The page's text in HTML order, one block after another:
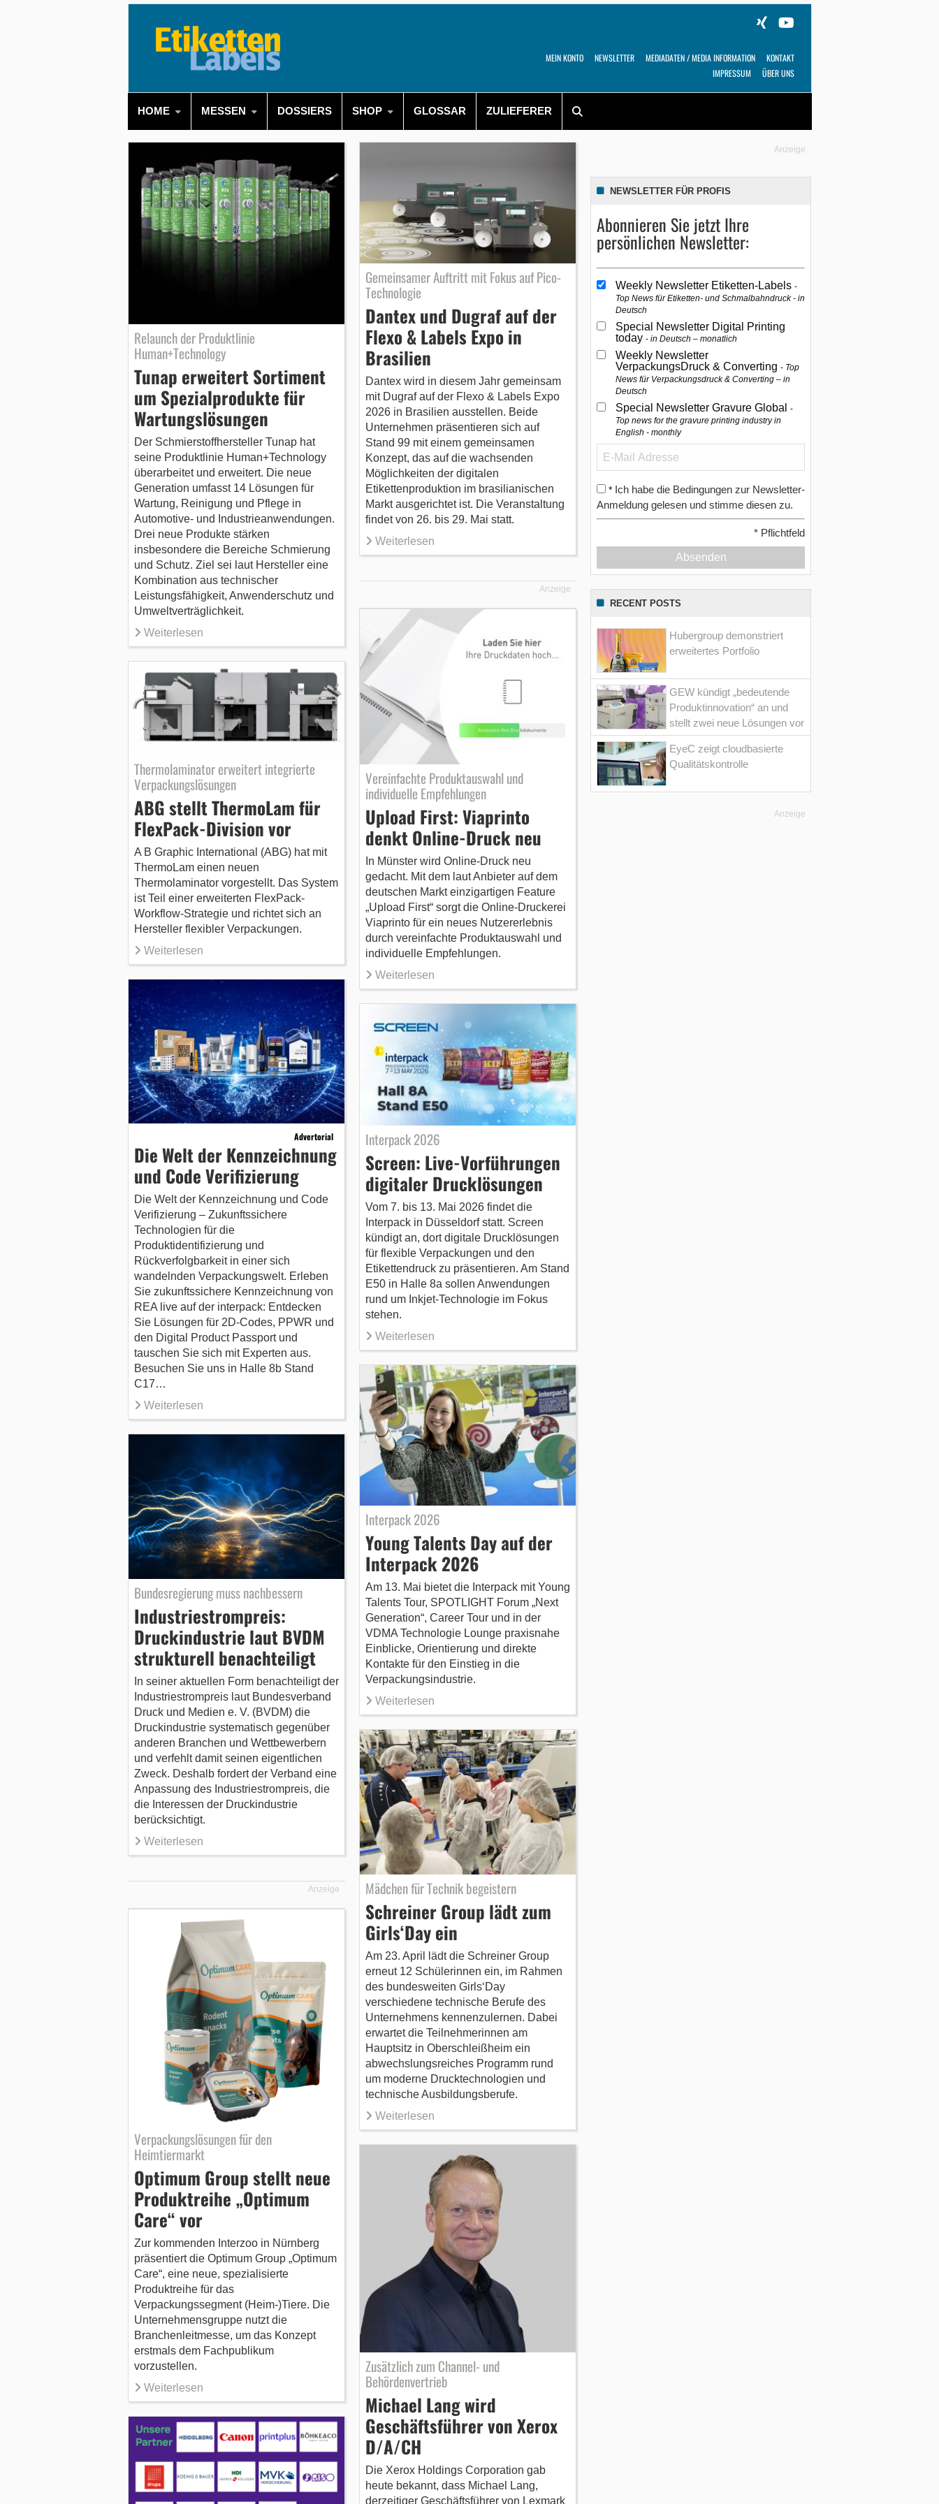
MEIN KONTO NEWSLETTER MEDIADATEN / MEDIA INFORMATION
KONTAKT
IMPRESSUM
ÜBER UNS
HOME MESSEN DOSSIERS SHOP GLOSSAR ZULIEFERER
Relaunch der Produktlinie
Human+Technology
Tunap erweitert Sortiment
um Spezialprodukte für
Wartungslösungen
Der Schmierstoffhersteller Tunap hat
seine Produktlinie Human+Technology
überarbeitet und erweitert. Die neue
Generation umfasst 14 Lösungen für
Wartung, Reinigung und Pflege in
Automotive- und Industrieanwendungen.
Drei neue Produkte stärken
insbesondere die Bereiche Schmierung
und Schutz. Ziel sei laut Hersteller eine
Kombination aus technischer
Leistungsfähigkeit, Anwenderschutz und
Umweltverträglichkeit.
Weiterlesen
Gemeinsamer Auftritt mit Fokus auf Pico-
Technologie
Dantex und Dugraf auf der
Flexo & Labels Expo in
Brasilien
Dantex wird in diesem Jahr gemeinsam
mit Dugraf auf der Flexo & Labels Expo
2026 in Brasilien ausstellen. Beide
Unternehmen präsentieren sich auf
Stand 99 mit einem gemeinsamen
Konzept, das auf die wachsenden
Möglichkeiten der digitalen
Etikettenproduktion im brasilianischen
Markt ausgerichtet ist. Die Veranstaltung
findet von 26. bis 29. Mai statt.
Weiterlesen
Thermolaminator erweitert integrierte
Verpackungslösungen
ABG stellt ThermoLam für
FlexPack-Division vor
A B Graphic International (ABG) hat mit
ThermoLam einen neuen
Thermolaminator vorgestellt. Das System
ist Teil einer erweiterten FlexPack-
Workflow-Strategie und richtet sich an
Hersteller flexibler Verpackungen.
Weiterlesen
Anzeige
Advertorial
Die Welt der Kennzeichnung
und Code Verifizierung
Die Welt der Kennzeichnung und Code
Verifizierung – Zukunftssichere
Technologien für die
Produktidentifizierung und
Rückverfolgbarkeit in einer sich
wandelnden Verpackungswelt. Erleben
Sie zukunftssichere Kennzeichnung von
REA live auf der interpack: Entdecken
Sie Lösungen für 2D-Codes, PPWR und
den Digital Product Passport und
tauschen Sie sich mit Experten aus.
Besuchen Sie uns in Halle 8b Stand
C17…
Weiterlesen
Vereinfachte Produktauswahl und
individuelle Empfehlungen
Upload First: Viaprinto
denkt Online-Druck neu
In Münster wird Online-Druck neu
gedacht. Mit dem laut Anbieter auf dem
deutschen Markt einzigartigen Feature
„Upload First“ sorgt die Online-Druckerei
Viaprinto für ein neues Nutzererlebnis
durch vereinfachte Produktauswahl und
individuelle Empfehlungen.
Weiterlesen
Bundesregierung muss nachbessern
Industriestrompreis:
Druckindustrie laut BVDM
strukturell benachteiligt
In seiner aktuellen Form benachteiligt der
Industriestrompreis laut Bundesverband
Druck und Medien e. V. (BVDM) die
Druckindustrie systematisch gegenüber
anderen Branchen und Wettbewerbern
und verfehlt damit seinen eigentlichen
Zweck. Deshalb fordert der Verband eine
Anpassung des Industriestrompreis, die
die Interessen der Druckindustrie
berücksichtigt.
Weiterlesen
Interpack 2026
Screen: Live-Vorführungen
digitaler Drucklösungen
Vom 7. bis 13. Mai 2026 findet die
Interpack in Düsseldorf statt. Screen
kündigt an, dort digitale Drucklösungen
für flexible Verpackungen und den
Etikettendruck zu präsentieren. Am Stand
E50 in Halle 8a sollen Anwendungen
rund um Inkjet-Technologie im Fokus
stehen.
Weiterlesen
Anzeige
Interpack 2026
Young Talents Day auf der
Interpack 2026
Am 13. Mai bietet die Interpack mit Young
Talents Tour, SPOTLIGHT Forum „Next
Generation“, Career Tour und in der
VDMA Technologie Lounge praxisnahe
Einblicke, Orientierung und direkte
Kontakte für den Einstieg in die
Verpackungsindustrie.
Weiterlesen
Verpackungslösungen für den
Heimtiermarkt
Optimum Group stellt neue
Produktreihe „Optimum
Care“ vor
Zur kommenden Interzoo in Nürnberg
präsentiert die Optimum Group „Optimum
Care“, eine neue, spezialisierte
Produktreihe für das
Verpackungssegment (Heim-)Tiere. Die
Unternehmensgruppe nutzt die
Branchenleitmesse, um das Konzept
erstmals dem Fachpublikum
vorzustellen.
Weiterlesen
Mädchen für Technik begeistern
Schreiner Group lädt zum
Girls‘Day ein
Am 23. April lädt die Schreiner Group
erneut 12 Schülerinnen ein, im Rahmen
des bundesweiten Girls‘Day
verschiedene technische Berufe des
Unternehmens kennenzulernen. Dabei
erwartet die Teilnehmerinnen am
Hauptsitz in Oberschleißheim ein
abwechslungsreiches Programm rund
um moderne Drucktechnologien und
technische Ausbildungsberufe.
Weiterlesen
Zusätzlich zum Channel- und
Behördenvertrieb
Michael Lang wird
Geschäftsführer von Xerox
D/A/CH
Die Xerox Holdings Corporation gab
heute bekannt, dass Michael Lang,
derzeitiger Geschäftsführer von Lexmark
Anzeige
NEWSLETTER FÜR PROFIS
Abonnieren Sie jetzt Ihre
persönlichen Newsletter:
Weekly Newsletter Etiketten-Labels
Top News für Etiketten- und Schmalbahndruck - in
Deutsch
Special Newsletter Digital Printing
today in Deutsch – monatlich
Weekly Newsletter
VerpackungsDruck & Converting Top
News für Verpackungsdruck & Converting – in
Deutsch
Special Newsletter Gravure Global
Top news for the gravure printing industry in
English - monthly
* Ich habe die Bedingungen zur Newsletter-
Anmeldung gelesen und stimme diesen zu.
* Pflichtfeld
Absenden
RECENT POSTS
Hubergroup demonstriert
erweitertes Portfolio
GEW kündigt „bedeutende
Produktinnovation“ an und
stellt zwei neue Lösungen vor
EyeC zeigt cloudbasierte
Qualitätskontrolle
Anzeige